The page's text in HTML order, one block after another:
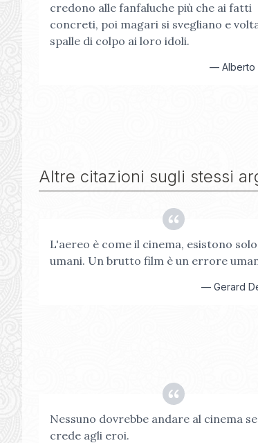
credono alle fanfaluche più che ai fatti
concreti, poi magari si svegliano e
spalle di colpo ai loro idoli.
—Alberto
Altre citazioni sugli stessi
L'aereo è come il cinema, esistono
umani. Un brutto film è un errore
—Gerard
Nessuno dovrebbe andare al cinema
crede agli eroi.